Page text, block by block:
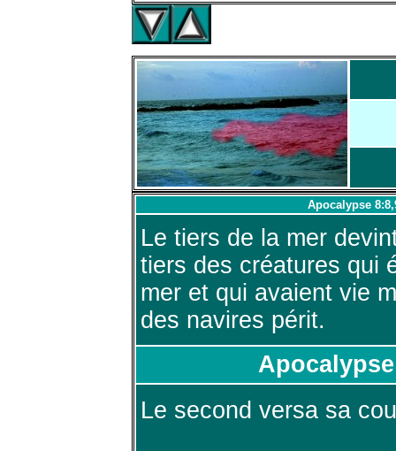
Apocalypse
Le tiers de la mer
tiers des créatures qui
mer et qui avaient vie
des navires périt.
Le second versa sa